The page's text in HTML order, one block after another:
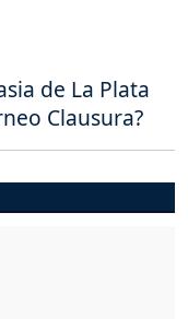
de La Plata
Clausura?